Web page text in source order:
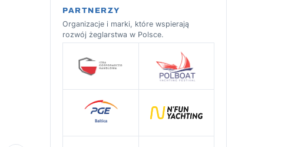
PARTNERZY
Organizacje i marki, które wspierają
rozwój żeglarstwa w Polsce.